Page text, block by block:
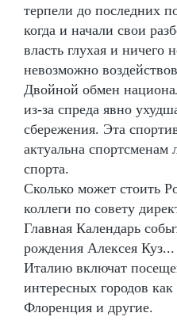
терпели до последних
когда и начали свои
власть глухая и
невозможно
Двойной обмен
из-за спреда явно
сбережения. Эта
актуальна спортсменам
спорта.
Сколько может стоить
коллеги по совету
Главная Календарь
рождения Алексея
Италию включат
интересных городов
Флоренция и другие.